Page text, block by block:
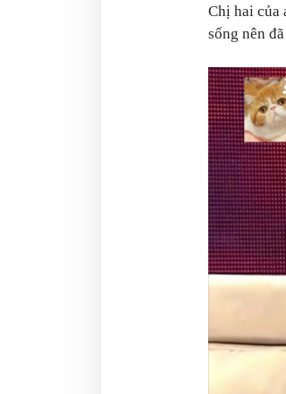
Chị hai của
sống nên